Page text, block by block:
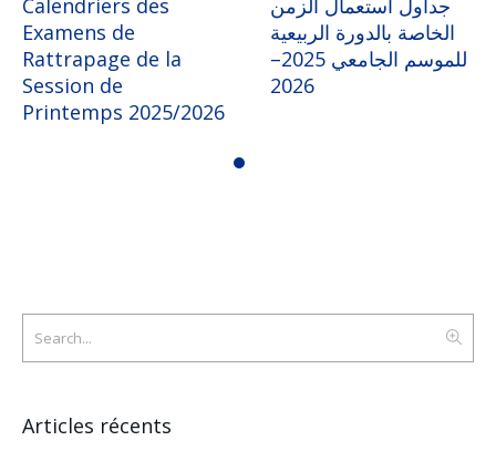
Examens de
Rattrapage de la
Session de
Printemps 2025/2026
الخاصة بالدورة الربيعية
للموسم الجامعي 2025–
2026
Articles récents